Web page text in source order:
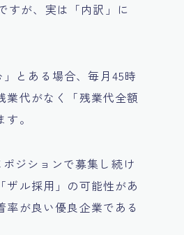
すが、実は「内訳」に
とある場合、毎月45時
業代がなく「残業代全額
。
ジションで募集し続け
ル採用」の可能性があ
が良い優良企業である